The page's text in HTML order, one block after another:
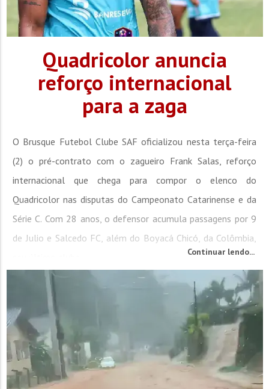
Quadricolor anuncia
reforço internacional
para a zaga
O Brusque Futebol Clube SAF oficializou nesta terça-feira
(2) o pré-contrato com o zagueiro Frank Salas, reforço
internacional que chega para compor o elenco do
Quadricolor nas disputas do Campeonato Catarinense e da
Série C. Com 28 anos, o defensor acumula passagens por 9
de Julio e Salcedo FC, além do Boyacá Chicó, da Colômbia,
Continuar lendo...